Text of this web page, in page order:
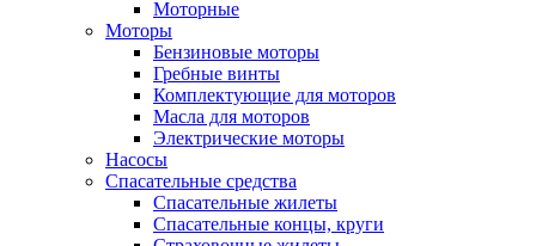
Моторные
Моторы
Бензиновые моторы
Гребные винты
Комплектующие для моторов
Масла для моторов
Электрические моторы
Насосы
Спасательные средства
Спасательные жилеты
Спасательные концы, круги